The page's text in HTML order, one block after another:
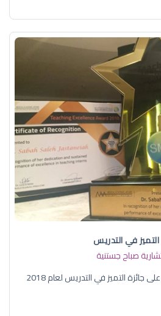
في التدريس
صباح جستنية
التميز في التدريس لعام 2018